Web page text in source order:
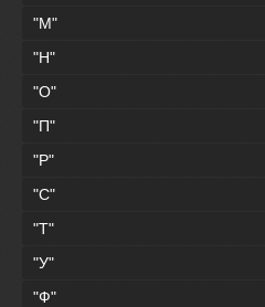
"М"
"Н"
"О"
"П"
"Р"
"С"
"Т"
"У"
"Ф"